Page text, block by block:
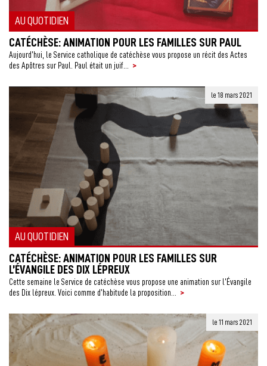
AU QUOTIDIEN
CATÉCHÈSE: ANIMATION POUR LES FAMILLES SUR PAUL
Aujourd’hui, le Service catholique de catéchèse vous propose un récit des Actes
des Apôtres sur Paul. Paul était un juif...
>
AU QUOTIDIEN
le 18 mars 2021
CATÉCHÈSE: ANIMATION POUR LES FAMILLES SUR
L’ÉVANGILE DES DIX LÉPREUX
Cette semaine le Service de catéchèse vous propose une animation sur l’Évangile
des Dix lépreux. Voici comme d’habitude la proposition...
>
le 11 mars 2021